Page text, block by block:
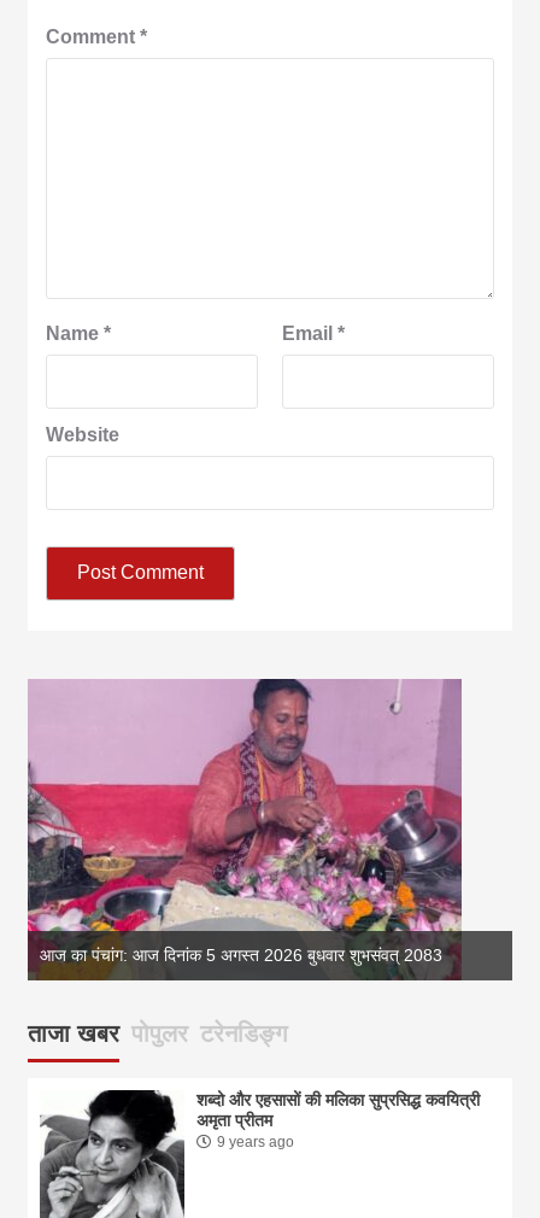
Comment*
Name* Email *
Website
आज का पंचांग: आज दिनांक 5 अगस्त 2026 बुधवार शुभसंवत् 2083
ताजा खबर पोपुलर टरेनडिङ्ग
शब्दो और एहसासों की मलिका सुप्रसिद्ध कवयित्री
अमृता प्रीतम
9 years ago